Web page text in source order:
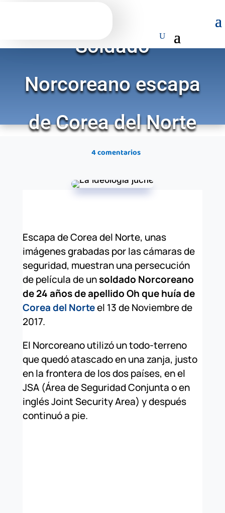
Soldado
Norcoreano escapa
de Corea del Norte
4 comentarios
Escapa de Corea del Norte, unas
imágenes grabadas por las cámaras de
seguridad, muestran una persecución
de película de unsoldado Norcoreano
de 24 años de apellido Ohque huía de
Corea del Norteel 13 de Noviembre de
2017.
El Norcoreano utilizó un todo-terreno
que quedó atascado en una zanja, justo
en la frontera de los dos países, en el
JSA (Área de Seguridad Conjunta o en
inglés Joint Security Area) y después
continuó a pie.